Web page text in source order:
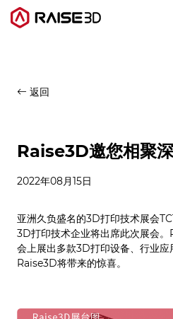
3D打印机
行业应用
发现
返回
Raise3D邀您相聚
2022年08月15日
亚洲久负盛名的3D打印技术展会
3D打印技术企业将出席此次展会
会上展出多款3D打印设备、行业
Raise3D将带来的惊喜。